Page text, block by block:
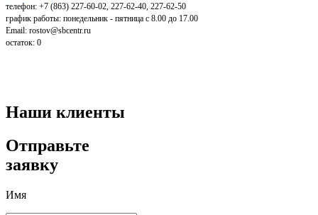
телефон: +7 (863) 227-60-02, 227-62-40, 227-62-50
график работы: понедельник - пятница с 8.00 до 17.00
Email: rostov@sbcentr.ru
остаток: 0
Наши клиенты
Отправьте
заявку
Имя